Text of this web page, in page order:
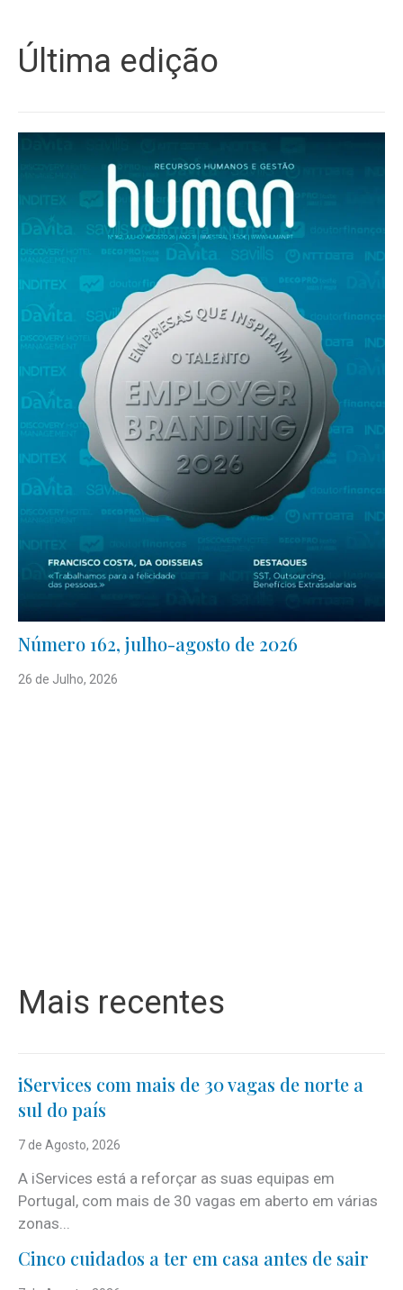
Última edição
Número 162, julho-agosto de 2026
26 de Julho, 2026
Mais recentes
iServices com mais de 30 vagas de norte a
sul do país
7 de Agosto, 2026
A iServices está a reforçar as suas equipas em
Portugal, com mais de 30 vagas em aberto em várias
zonas...
Cinco cuidados a ter em casa antes de sair